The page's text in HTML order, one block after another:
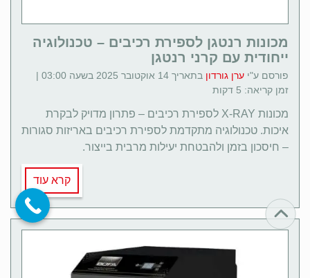
מכונות רנטגן לספירת רכיבים – טכנולוגיה
ייחודית עם קרני רנטגן
פורסם ע"י ערן גורדון
בתאריך 14 אוקטובר 2025 בשעה 03:00 |
זמן קריאה: 5 דקות
מכונות X-RAY לספירת רכיבים – פתרון מדויק לבקרת
איכות. טכנולוגיה מתקדמת לספירת רכיבים באריזות סגורות
– חיסכון בזמן ולהבטחת יעילות מרבית בייצור.
קרא עוד